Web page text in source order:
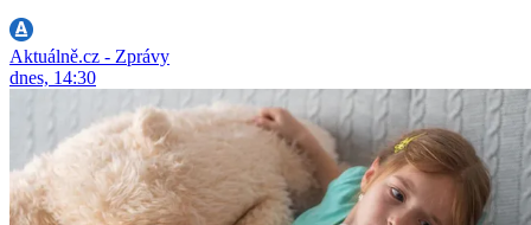
Aktuálně.cz - Zprávy
dnes, 14:30